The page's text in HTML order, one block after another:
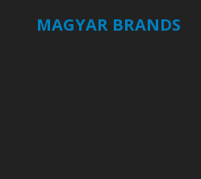
MAGYAR BRANDS